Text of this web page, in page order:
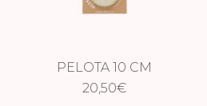
PELOTA 10 CM
GLITTER PLATA
20,50€